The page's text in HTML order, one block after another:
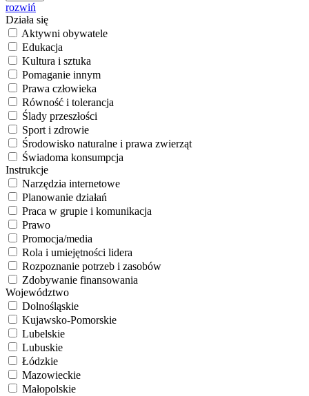
rozwiń
Działa się
Aktywni obywatele
Edukacja
Kultura i sztuka
Pomaganie innym
Prawa człowieka
Równość i tolerancja
Ślady przeszłości
Sport i zdrowie
Środowisko naturalne i prawa zwierząt
Świadoma konsumpcja
Instrukcje
Narzędzia internetowe
Planowanie działań
Praca w grupie i komunikacja
Prawo
Promocja/media
Rola i umiejętności lidera
Rozpoznanie potrzeb i zasobów
Zdobywanie finansowania
Województwo
Dolnośląskie
Kujawsko-Pomorskie
Lubelskie
Lubuskie
Łódzkie
Mazowieckie
Małopolskie